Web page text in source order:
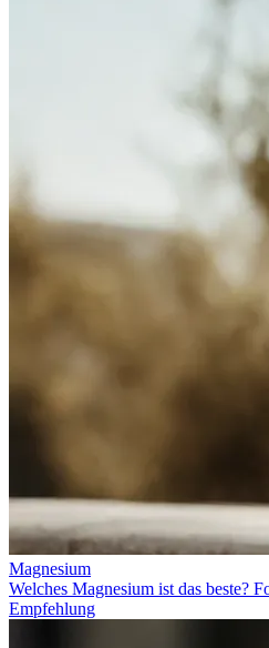
Magnesium
Welches Magnesium ist das beste?
Empfehlung